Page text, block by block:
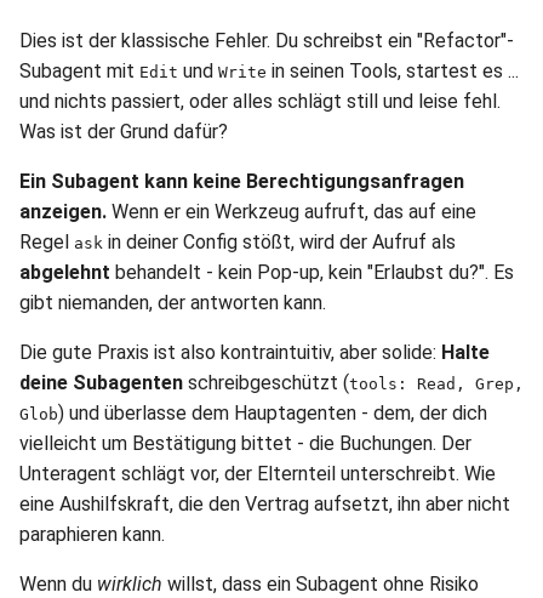
Dies ist der klassische Fehler. Du schreibst ein "Refactor"-
Subagent mit Edit und Write in seinen Tools, startest es ...
und nichts passiert, oder alles schlägt still und leise fehl.
Was ist der Grund dafür?
Ein Subagent kann keine Berechtigungsanfragen
anzeigen. Wenn er ein Werkzeug aufruft, das auf eine
Regel ask in deiner Config stößt, wird der Aufruf als
abgelehnt behandelt - kein Pop-up, kein "Erlaubst du?". Es
gibt niemanden, der antworten kann.
Die gute Praxis ist also kontraintuitiv, aber solide: Halte
deine Subagenten schreibgeschützt (tools: Read, Grep,
Glob) und überlasse dem Hauptagenten - dem, der dich
vielleicht um Bestätigung bittet - die Buchungen. Der
Unteragent schlägt vor, der Elternteil unterschreibt. Wie
eine Aushilfskraft, die den Vertrag aufsetzt, ihn aber nicht
paraphieren kann.
Wenn du wirklich willst, dass ein Subagent ohne Risiko